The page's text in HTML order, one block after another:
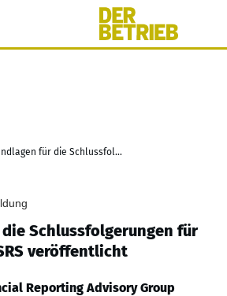
Grundlagen für die Schlussfolgerungen für das Set 1 der ESRS veröffentlicht
Schlussfolgerungen für
veröffentlicht
Reporting Advisory Group